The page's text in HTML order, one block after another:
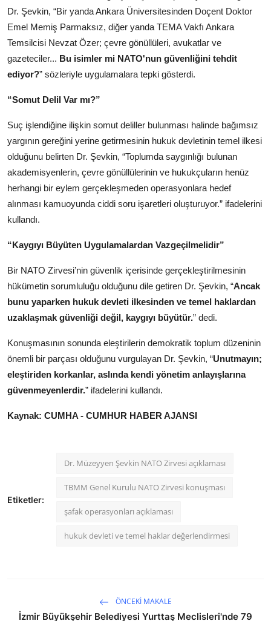
Dr. Şevkin, “Bir yanda Ankara Üniversitesinden Doçent Doktor
Emel Memiş Parmaksız, diğer yanda TEMA Vakfı Ankara
Temsilcisi Nevzat Özer; çevre gönüllüleri, avukatlar ve
gazeteciler... Bu isimler mi NATO'nun güvenliğini tehdit
ediyor?” sözleriyle uygulamalara tepki gösterdi.
“Somut Delil Var mı?”
Suç işlendiğine ilişkin somut deliller bulunması halinde bağımsız
yargının gereğini yerine getirmesinin hukuk devletinin temel ilkesi
olduğunu belirten Dr. Şevkin, “Toplumda saygınlığı bulunan
akademisyenlerin, çevre gönüllülerinin ve hukukçuların henüz
herhangi bir eylem gerçekleşmeden operasyonlara hedef
alınması kamuoyunda ciddi soru işaretleri oluşturuyor.” ifadelerini
kullandı.
“Kaygıyı Büyüten Uygulamalardan Vazgeçilmelidir”
Bir NATO Zirvesi’nin güvenlik içerisinde gerçekleştirilmesinin
hükümetin sorumluluğu olduğunu dile getiren Dr. Şevkin, “Ancak
bunu yaparken hukuk devleti ilkesinden ve temel haklardan
uzaklaşmak güvenliği değil, kaygıyı büyütür.” dedi.
Konuşmasının sonunda eleştirilerin demokratik toplum düzeninin
önemli bir parçası olduğunu vurgulayan Dr. Şevkin, “Unutmayın;
eleştiriden korkanlar, aslında kendi yönetim anlayışlarına
güvenmeyenlerdir.” ifadelerini kullandı.
Kaynak: CUMHA - CUMHUR HABER AJANSI
Etiketler:
Dr. Müzeyyen Şevkin NATO Zirvesi açıklaması
TBMM Genel Kurulu NATO Zirvesi konuşması
şafak operasyonları açıklaması
hukuk devleti ve temel haklar değerlendirmesi
ÖNCEKI MAKALE
İzmir Büyükşehir Belediyesi Yurttaş Meclisleri'nde 79